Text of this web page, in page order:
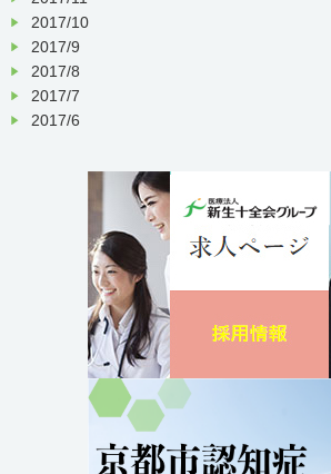
2017/10
2017/9
2017/8
2017/7
2017/6